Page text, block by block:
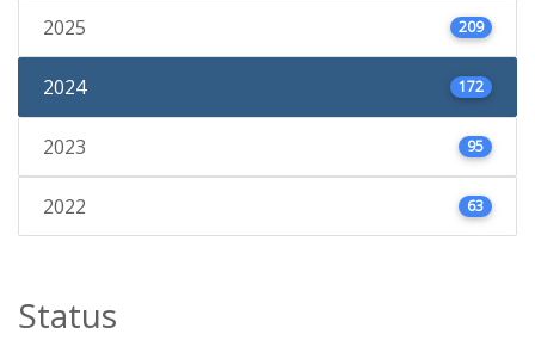
2025 209
2024 172
2023 95
2022 63
Status